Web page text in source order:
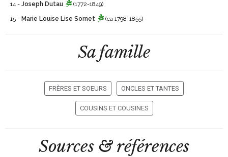
14 - Joseph Dutau (1772-1849)
15 - Marie Louise Lise Sornet (ca 1798-1855)
Sa famille
FRÈRES ET SOEURS ONCLES ET TANTES
COUSINS ET COUSINES
Sources & références